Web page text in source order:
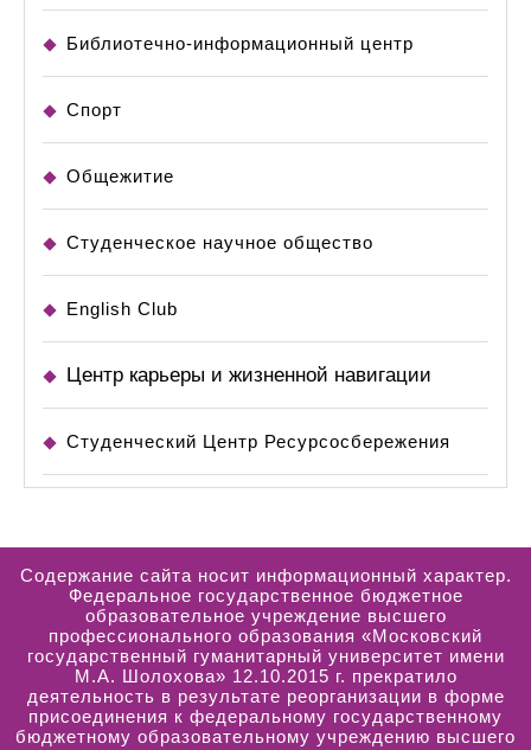
Библиотечно-информационный центр
Спорт
Общежитие
Студенческое научное общество
English Club
Центр карьеры и жизненной навигации
Студенческий Центр Ресурсосбережения
Содержание сайта носит информационный характер.
Федеральное государственное бюджетное
образовательное учреждение высшего
профессионального образования «Московский
государственный гуманитарный университет имени
М.А. Шолохова» 12.10.2015 г. прекратило
деятельность в результате реорганизации в форме
присоединения к федеральному государственному
бюджетному образовательному учреждению высшего